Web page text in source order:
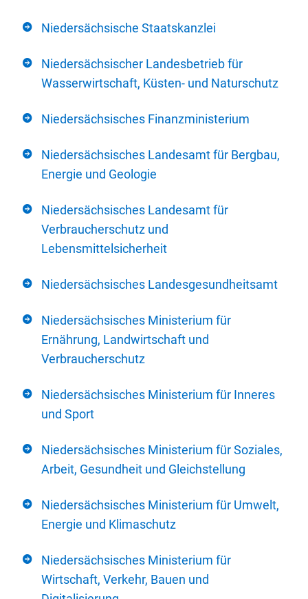
Niedersächsische Staatskanzlei
Niedersächsischer Landesbetrieb für
Wasserwirtschaft, Küsten- und Naturschutz
Niedersächsisches Finanzministerium
Niedersächsisches Landesamt für Bergbau,
Energie und Geologie
Niedersächsisches Landesamt für
Verbraucherschutz und
Lebensmittelsicherheit
Niedersächsisches Landesgesundheitsamt
Niedersächsisches Ministerium für
Ernährung, Landwirtschaft und
Verbraucherschutz
Niedersächsisches Ministerium für Inneres
und Sport
Niedersächsisches Ministerium für Soziales,
Arbeit, Gesundheit und Gleichstellung
Niedersächsisches Ministerium für Umwelt,
Energie und Klimaschutz
Niedersächsisches Ministerium für
Wirtschaft, Verkehr, Bauen und